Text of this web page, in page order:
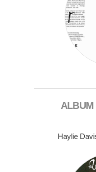
ALBUM
Haylie